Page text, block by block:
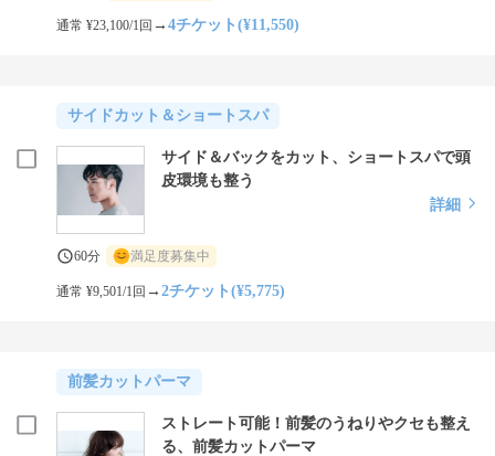
通常 ¥23,100/1回 →4チケット(¥11,550)
サイドカット＆ショートスパ
サイド＆バックをカット、ショートスパで頭
皮環境も整う
詳細
60分 満足度募集中
通常 ¥9,501/1回 →2チケット(¥5,775)
前髪カットパーマ
ストレート可能！前髪のうねりやクセも整え
る、前髪カットパーマ